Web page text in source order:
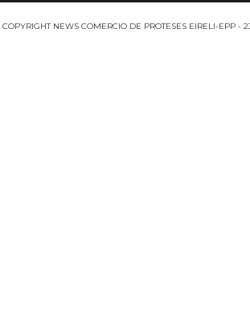
COPYRIGHT NEWS COMERCIO DE PROTESES EIRELI-EPP -